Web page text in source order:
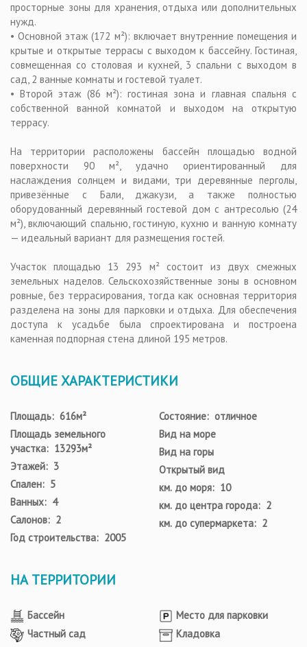
просторные зоны для хранения, отдыха или дополнительных
нужд.
• Основной этаж (172 м²): включает внутренние помещения и
крытые и открытые террасы с выходом к бассейну. Гостиная,
совмещенная со столовая и кухней, 3 спальни с выходом в
сад, 2 ванные комнаты и гостевой туалет.
• Второй этаж (86 м²): гостиная зона и главная спальня с
собственной ванной комнатой и выходом на открытую
террасу.
На территории расположены бассейн площадью водной
поверхности 90 м², удачно ориентированный для
наслаждения солнцем и видами, три деревянные перголы,
привезённые с Бали, джакузи, а также полностью
оборудованный деревянный гостевой дом с антресолью (24
м²), включающий спальню, гостиную, кухню и ванную комнату
— идеальный вариант для размещения гостей.
Участок площадью 13 293 м² состоит из двух смежных
земельных наделов. Сельскохозяйственные зоны в основном
ровные, без террасирования, тогда как основная территория
разделена на зоны для парковки и отдыха. Для обеспечения
доступа к усадьбе была спроектирована и построена
каменная подпорная стена длиной 195 метров.
ОБЩИЕ ХАРАКТЕРИСТИКИ
Площадь: 616м²
Площадь земельного
участка: 13293м²
Этажей: 3
Спален: 5
Ванных: 4
Салонов: 2
Год строительства: 2005
Состояние: отличное
Вид на море
Вид на горы
Открытый вид
км. до моря: 10
км. до центра города: 2
км. до супермаркета: 2
НА ТЕРРИТОРИИ
Бассейн
Частный сад
Место для парковки
Кладовка